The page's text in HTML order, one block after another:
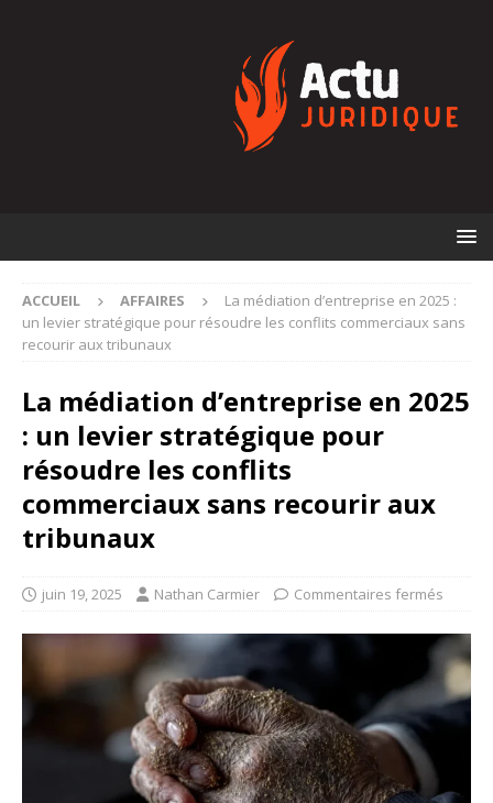
ACCUEIL AFFAIRES
La médiation d’entreprise en 2025 :
un levier stratégique pour résoudre les conflits commerciaux sans
recourir aux tribunaux
La médiation d’entreprise en 2025
: un levier stratégique pour
résoudre les conflits
commerciaux sans recourir aux
tribunaux
juin 19, 2025 Nathan Carmier Commentaires fermés